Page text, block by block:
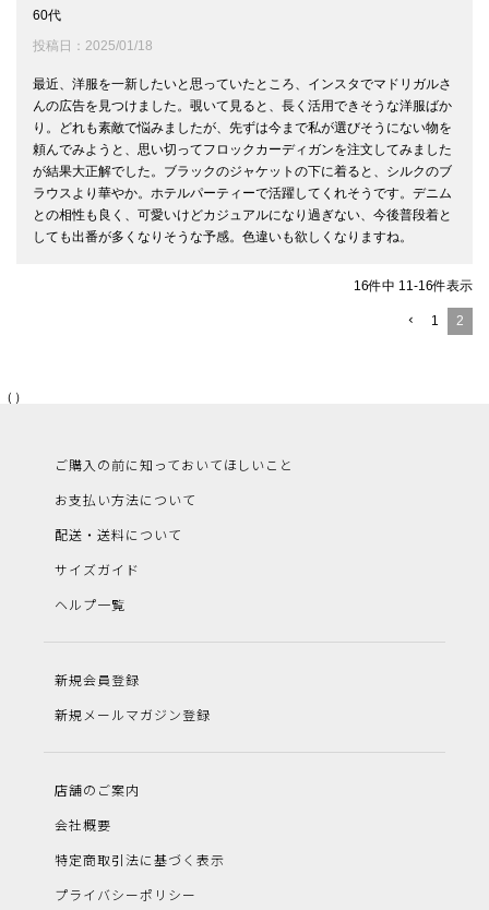
60代
投稿日
2025/01/18
最近、洋服を一新したいと思っていたところ、インスタでマドリガルさ
んの広告を見つけました。覗いて見ると、長く活用できそうな洋服ばか
り。どれも素敵で悩みましたが、先ずは今まで私が選びそうにない物を
頼んでみようと、思い切ってフロックカーディガンを注文してみました
が結果大正解でした。ブラックのジャケットの下に着ると、シルクのブ
ラウスより華やか。ホテルパーティーで活躍してくれそうです。デニム
との相性も良く、可愛いけどカジュアルになり過ぎない、今後普段着と
しても出番が多くなりそうな予感。色違いも欲しくなりますね。
16件中 11 -16件表示
1 2
（）
ご購入の前に知っておいてほしいこと
お支払い方法について
配送・送料について
サイズガイド
ヘルプ一覧
新規会員登録
新規メールマガジン登録
店舗のご案内
会社概要
特定商取引法に基づく表示
プライバシーポリシー